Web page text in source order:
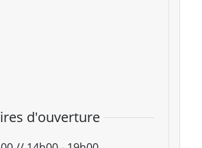
d'ouverture